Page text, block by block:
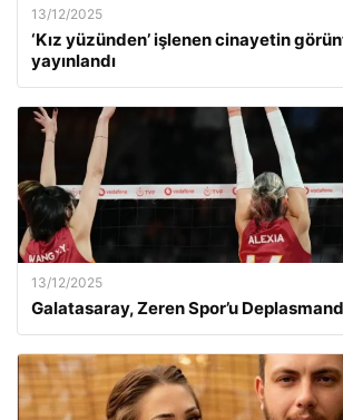
13/12/2025
‘Kız yüzünden’ işlenen cinayetin
yayınlandı
13/12/2025
Galatasaray, Zeren Spor’u